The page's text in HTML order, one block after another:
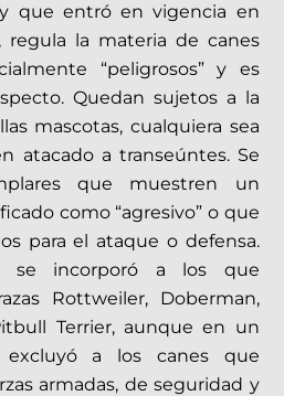
que entró en vigencia en
regula la materia de canes
“peligrosos” y es
Quedan sujetos a la
mascotas, cualquiera sea
atacado a transeúntes. Se
que muestren un
como “agresivo” o que
para el ataque o defensa.
se incorporó a los que
Rottweiler, Doberman,
Terrier, aunque en un
a los canes que
armadas, de seguridad y